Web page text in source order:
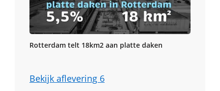
Rotterdam telt 18km2 aan platte daken
Bekijk aflevering 6